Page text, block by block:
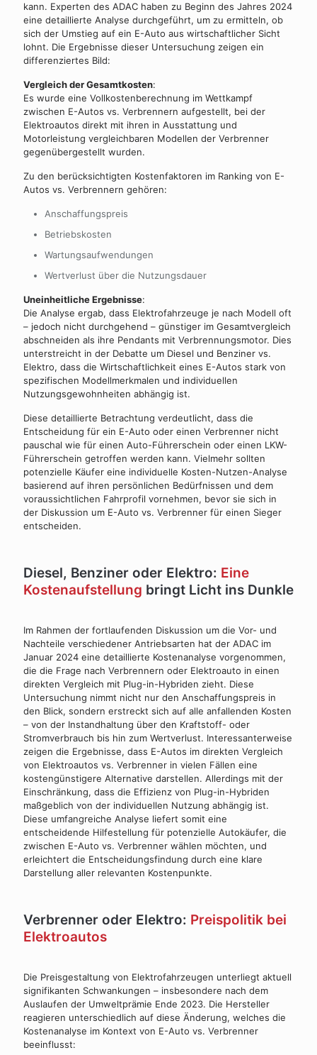
kann. Experten des ADAC haben zu Beginn des Jahres 2024
eine detaillierte Analyse durchgeführt, um zu ermitteln, ob
sich der Umstieg auf ein E-Auto aus wirtschaftlicher Sicht
lohnt. Die Ergebnisse dieser Untersuchung zeigen ein
differenziertes Bild:
Vergleich der Gesamtkosten:
Es wurde eine Vollkostenberechnung im Wettkampf
zwischen E-Autos vs. Verbrennern aufgestellt, bei der
Elektroautos direkt mit ihren in Ausstattung und
Motorleistung vergleichbaren Modellen der Verbrenner
gegenübergestellt wurden.
Zu den berücksichtigten Kostenfaktoren im Ranking von E-
Autos vs. Verbrennern gehören:
Anschaffungspreis
Betriebskosten
Wartungsaufwendungen
Wertverlust über die Nutzungsdauer
Uneinheitliche Ergebnisse:
Die Analyse ergab, dass Elektrofahrzeuge je nach Modell oft
– jedoch nicht durchgehend – günstiger im Gesamtvergleich
abschneiden als ihre Pendants mit Verbrennungsmotor. Dies
unterstreicht in der Debatte um Diesel und Benziner vs.
Elektro, dass die Wirtschaftlichkeit eines E-Autos stark von
spezifischen Modellmerkmalen und individuellen
Nutzungsgewohnheiten abhängig ist.
Diese detaillierte Betrachtung verdeutlicht, dass die
Entscheidung für ein E-Auto oder einen Verbrenner nicht
pauschal wie für einen Auto-Führerschein oder einen LKW-
Führerschein getroffen werden kann. Vielmehr sollten
potenzielle Käufer eine individuelle Kosten-Nutzen-Analyse
basierend auf ihren persönlichen Bedürfnissen und dem
voraussichtlichen Fahrprofil vornehmen, bevor sie sich in
der Diskussion um E-Auto vs. Verbrenner für einen Sieger
entscheiden.
Diesel, Benziner oder Elektro: Eine
Kostenaufstellung bringt Licht ins Dunkle
Im Rahmen der fortlaufenden Diskussion um die Vor- und
Nachteile verschiedener Antriebsarten hat der ADAC im
Januar 2024 eine detaillierte Kostenanalyse vorgenommen,
die die Frage nach Verbrennern oder Elektroauto in einen
direkten Vergleich mit Plug-in-Hybriden zieht. Diese
Untersuchung nimmt nicht nur den Anschaffungspreis in
den Blick, sondern erstreckt sich auf alle anfallenden Kosten
– von der Instandhaltung über den Kraftstoff- oder
Stromverbrauch bis hin zum Wertverlust. Interessanterweise
zeigen die Ergebnisse, dass E-Autos im direkten Vergleich
von Elektroautos vs. Verbrenner in vielen Fällen eine
kostengünstigere Alternative darstellen. Allerdings mit der
Einschränkung, dass die Effizienz von Plug-in-Hybriden
maßgeblich von der individuellen Nutzung abhängig ist.
Diese umfangreiche Analyse liefert somit eine
entscheidende Hilfestellung für potenzielle Autokäufer, die
zwischen E-Auto vs. Verbrenner wählen möchten, und
erleichtert die Entscheidungsfindung durch eine klare
Darstellung aller relevanten Kostenpunkte.
Verbrenner oder Elektro: Preispolitik bei
Elektroautos
Die Preisgestaltung von Elektrofahrzeugen unterliegt aktuell
signifikanten Schwankungen – insbesondere nach dem
Auslaufen der Umweltprämie Ende 2023. Die Hersteller
reagieren unterschiedlich auf diese Änderung, welches die
Kostenanalyse im Kontext von E-Auto vs. Verbrenner
beeinflusst: